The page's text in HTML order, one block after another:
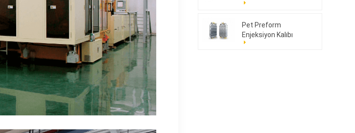
Pet Preform
Enjeksiyon Kalıbı
176cav